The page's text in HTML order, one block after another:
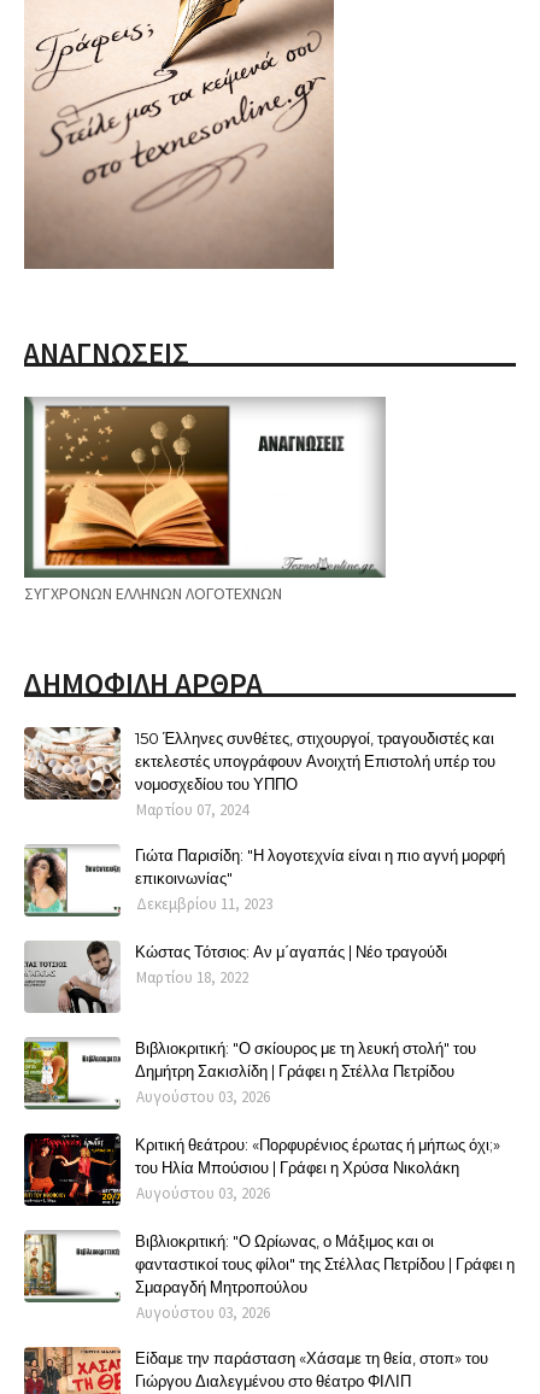
ΑΝΑΓΝΩΣΕΙΣ
ΣΥΓΧΡΟΝΩΝ ΕΛΛΗΝΩΝ ΛΟΓΟΤΕΧΝΩΝ
ΔΗΜΟΦΙΛΗ ΑΡΘΡΑ
150 Έλληνες συνθέτες, στιχουργοί, τραγουδιστές και
εκτελεστές υπογράφουν Ανοιχτή Επιστολή υπέρ του
νομοσχεδίου του ΥΠΠΟ
Μαρτίου 07, 2024
Γιώτα Παρισίδη: "Η λογοτεχνία είναι η πιο αγνή μορφή
επικοινωνίας"
Δεκεμβρίου 11, 2023
Κώστας Τότσιος: Αν μ΄αγαπάς | Νέο τραγούδι
Μαρτίου 18, 2022
Βιβλιοκριτική: "Ο σκίουρος με τη λευκή στολή" του
Δημήτρη Σακισλίδη | Γράφει η Στέλλα Πετρίδου
Αυγούστου 03, 2026
Κριτική θεάτρου: «Πορφυρένιος έρωτας ή μήπως όχι;»
του Ηλία Μπούσιου | Γράφει η Χρύσα Νικολάκη
Αυγούστου 03, 2026
Βιβλιοκριτική: "Ο Ωρίωνας, ο Μάξιμος και οι
φανταστικοί τους φίλοι" της Στέλλας Πετρίδου | Γράφει η
Σμαραγδή Μητροπούλου
Αυγούστου 03, 2026
Είδαμε την παράσταση «Χάσαμε τη θεία, στοπ» του
Γιώργου Διαλεγμένου στο θέατρο ΦΙΛΙΠ